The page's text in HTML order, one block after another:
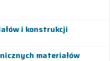
i konstrukcji
materiałów